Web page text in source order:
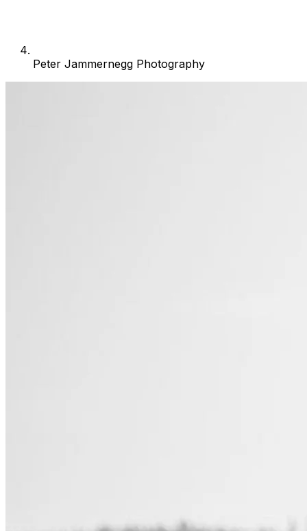
Peter Jammernegg Photography